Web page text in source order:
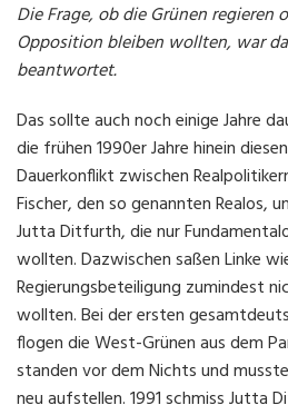
Die Frage, ob die Grünen regieren
Opposition bleiben wollten, war
beantwortet.
Das sollte auch noch einige Jahre
die frühen 1990er Jahre hinein
Dauerkonflikt zwischen
Fischer, den so genannten Realos,
Jutta Ditfurth, die nur
wollten. Dazwischen saßen Linke
Regierungsbeteiligung zumindest
wollten. Bei der ersten
flogen die West-Grünen aus dem
standen vor dem Nichts und
neu aufstellen. 1991 schmiss Jutta